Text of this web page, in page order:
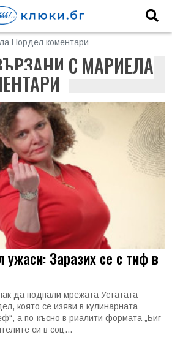
Нордел коментари
С МАРИЕЛА
Заразих се с тиф в
да подпали мрежата Устатата
която се изяви в кулинарната
а по-късно в риалити формата „Биг
си в соц...